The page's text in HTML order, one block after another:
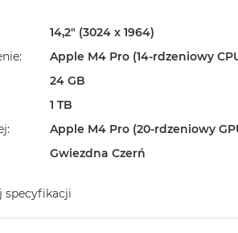
14,2" (3024 x 1964)
Apple M4 Pro (14-rdzeniowy
24 GB
1 TB
Apple M4 Pro (20-rdzeniowy
Gwiezdna Czerń
specyfikacji